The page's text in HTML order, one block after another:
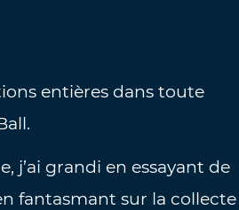
entières dans toute
j’ai grandi en essayant de
fantasmant sur la collecte